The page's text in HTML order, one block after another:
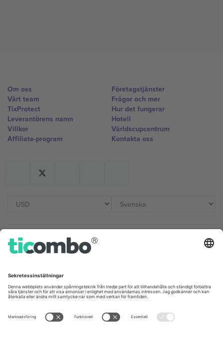
Om oss
Vårt team
TixProtect
Leverantörens namn
Villkor
Affiliate-program
Företagstjänster
Frågor och mer
Hur det fungerar
Hotell
Världscupcentrum
Kontakta oss
Kontor och support
Unter den Linden 24, 10117
Berlin, Germany
London, EC1V 1AW, United
Kingdom
United States
Switzerland